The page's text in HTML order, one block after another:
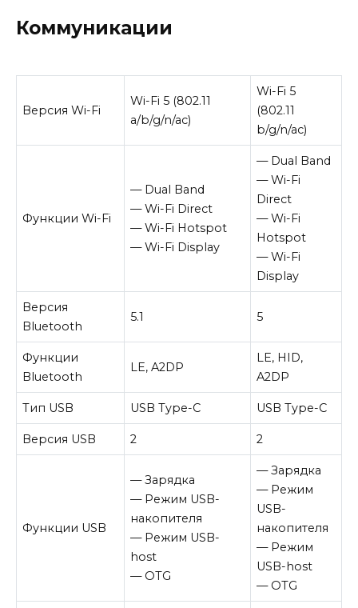
Коммуникации
Версия Wi-Fi
Wi-Fi 5 (802.11
a/b/g/n/ac)
Wi-Fi 5
(802.11
b/g/n/ac)
Функции Wi-Fi
— Dual Band
— Wi-Fi Direct
— Wi-Fi Hotspot
— Wi-Fi Display
— Dual Band
— Wi-Fi
Direct
— Wi-Fi
Hotspot
— Wi-Fi
Display
Версия
Bluetooth
5.1 5
Функции
Bluetooth
LE, A2DP
LE, HID,
A2DP
Тип USB USB Type-C USB Type-C
Версия USB 2 2
Функции USB
— Зарядка
— Режим USB-
накопителя
— Режим USB-
host
— OTG
— Зарядка
— Режим
USB-
накопителя
— Режим
USB-host
— OTG